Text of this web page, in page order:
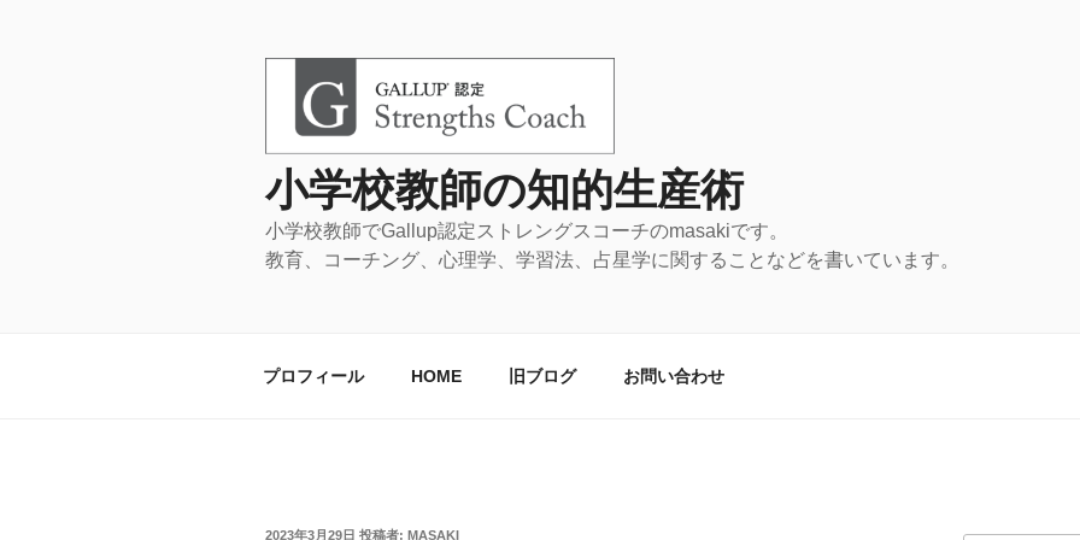
小学校教師の知的生産術
小学校教師でGallup認定ストレングスコーチ
教育、コーチング、心理学、学習法、占星学に関することなどを書いています。
プロフィール HOME 旧ブログ お問い合わせ
投
2023年3月29日 投稿者: MASAKI